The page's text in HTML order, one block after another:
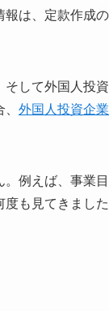
は、定款作成
して外国人投
外国人投資企
例えば、事業
も見てきまし